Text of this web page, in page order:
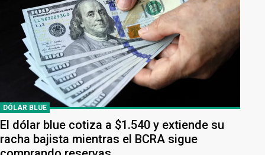
DÓLAR BLUE
El dólar blue cotiza a $1.540 y extiende su
racha bajista mientras el BCRA sigue